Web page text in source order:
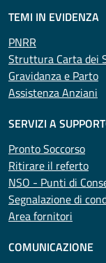
TEMI IN EVIDENZA
PNRR
Struttura Carta dei
Gravidanza e Parto
Assistenza Anziani
SERVIZI A
Pronto Soccorso
Ritirare il referto
NSO - Punti di
Segnalazione di
Area fornitori
COMUNICAZIONE